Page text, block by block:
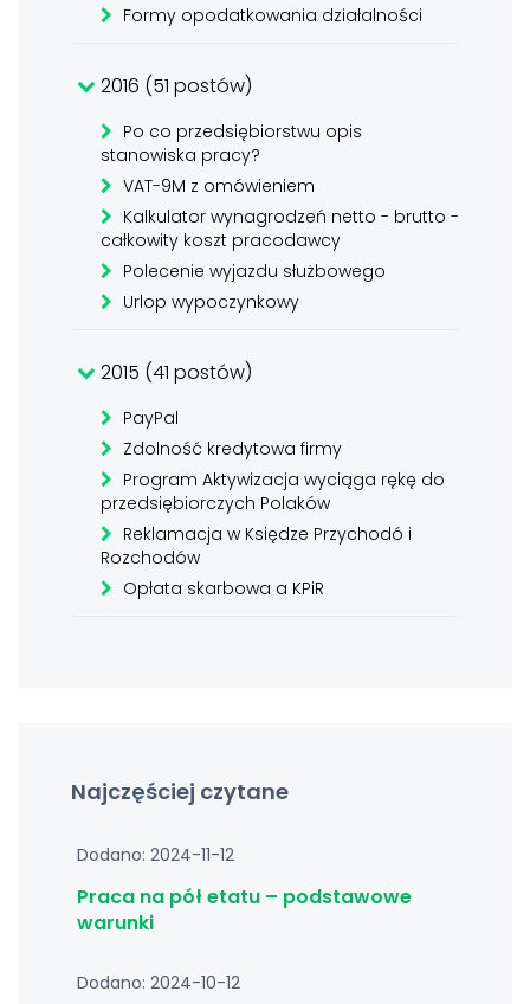
Formy opodatkowania działalności
2016 (51 postów)
Po co przedsiębiorstwu opis
stanowiska pracy?
VAT-9M z omówieniem
Kalkulator wynagrodzeń netto - brutto -
całkowity koszt pracodawcy
Polecenie wyjazdu służbowego
Urlop wypoczynkowy
2015 (41 postów)
PayPal
Zdolność kredytowa firmy
Program Aktywizacja wyciąga rękę do
przedsiębiorczych Polaków
Reklamacja w Księdze Przychodó i
Rozchodów
Opłata skarbowa a KPiR
Najczęściej czytane
Dodano: 2024-11-12
Praca na pół etatu – podstawowe
warunki
Dodano: 2024-10-12